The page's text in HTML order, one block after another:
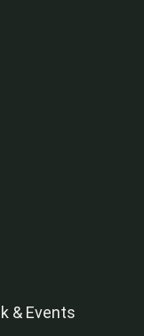
& Events